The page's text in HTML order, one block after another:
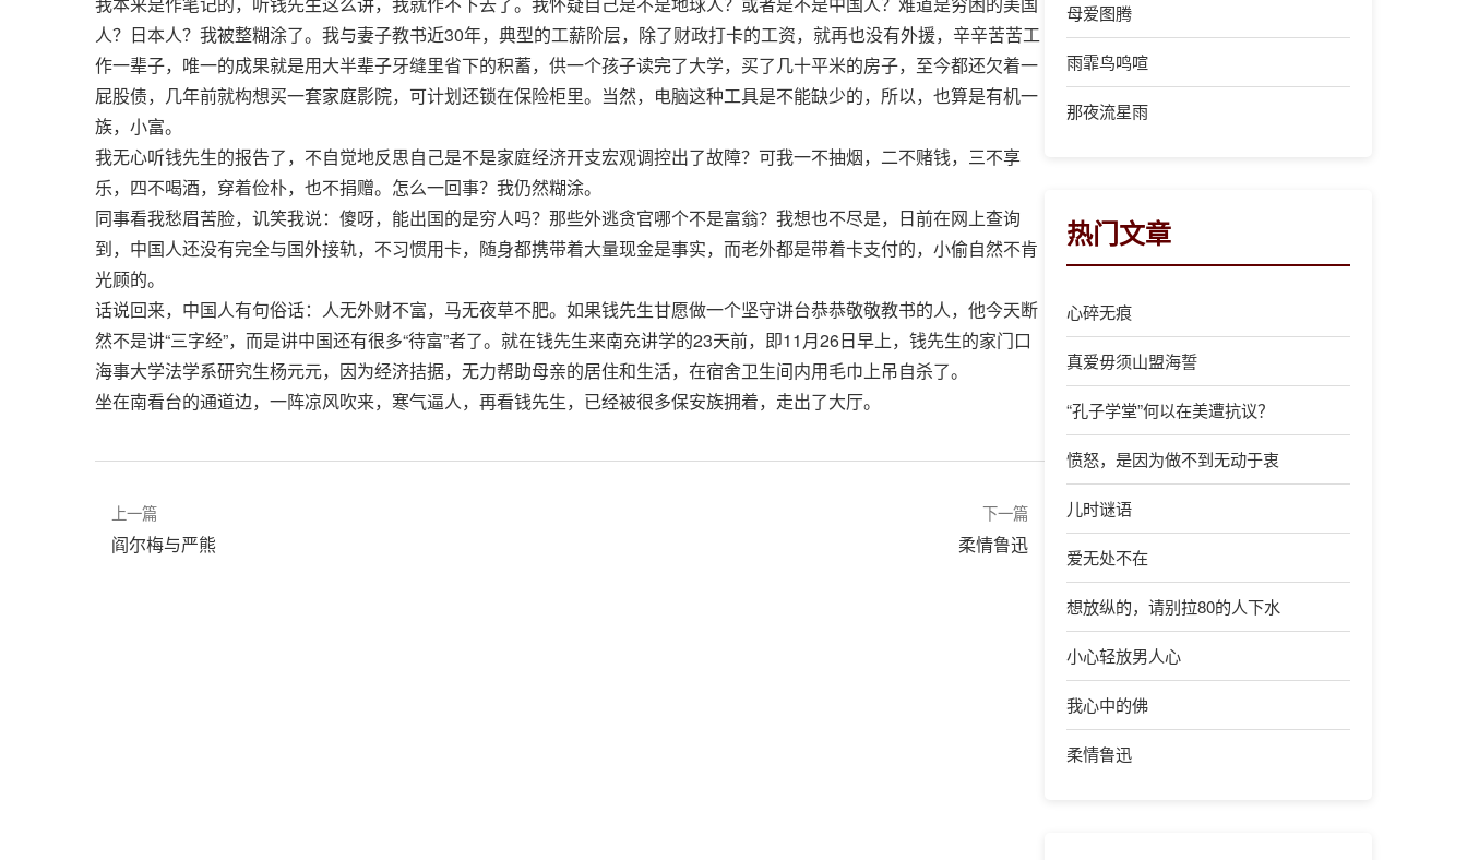
人？日本人？我被整糊涂了。我与妻子教书近30年，典型的工薪阶层，除了财政打卡的工资，就再也没有外援，辛辛苦苦工
作一辈子，唯一的成果就是用大半辈子牙缝里省下的积蓄，供一个孩子读完了大学，买了几十平米的房子，至今都还欠着一
屁股债，几年前就构想买一套家庭影院，可计划还锁在保险柜里。当然，电脑这种工具是不能缺少的，所以，也算是有机一
族，小富。
我无心听钱先生的报告了，不自觉地反思自己是不是家庭经济开支宏观调控出了故障？可我一不抽烟，二不赌钱，三不享
乐，四不喝酒，穿着俭朴，也不捐赠。怎么一回事？我仍然糊涂。
同事看我愁眉苦脸，讥笑我说：傻呀，能出国的是穷人吗？那些外逃贪官哪个不是富翁？我想也不尽是，日前在网上查询
到，中国人还没有完全与国外接轨，不习惯用卡，随身都携带着大量现金是事实，而老外都是带着卡支付的，小偷自然不肯
光顾的。
话说回来，中国人有句俗话：人无外财不富，马无夜草不肥。如果钱先生甘愿做一个坚守讲台恭恭敬敬教书的人，他今天断
然不是讲“三字经”，而是讲中国还有很多“待富”者了。就在钱先生来南充讲学的23天前，即11月26日早上，钱先生的家门口
海事大学法学系研究生杨元元，因为经济拮据，无力帮助母亲的居住和生活，在宿舍卫生间内用毛巾上吊自杀了。
坐在南看台的通道边，一阵凉风吹来，寒气逼人，再看钱先生，已经被很多保安族拥着，走出了大厅。
上一篇
阎尔梅与严熊
下一篇
柔情鲁迅
母爱图腾
雨霏鸟鸣喧
那夜流星雨
热门文章
心碎无痕
真爱毋须山盟海誓
“孔子学堂”何以在美遭抗议？
愤怒，是因为做不到无动于衷
儿时谜语
爱无处不在
想放纵的，请别拉80的人下水
小心轻放男人心
我心中的佛
柔情鲁迅